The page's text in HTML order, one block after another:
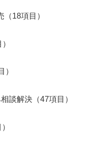
18項目）
）
談解決（47項目）